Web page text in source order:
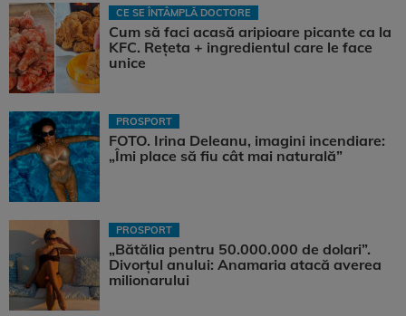
CE SE ÎNTÂMPLĂ DOCTORE
Cum să faci acasă aripioare picante ca la
KFC. Rețeta + ingredientul care le face
unice
PROSPORT
FOTO. Irina Deleanu, imagini incendiare:
„Îmi place să fiu cât mai naturală”
PROSPORT
„Bătălia pentru 50.000.000 de dolari”.
Divorțul anului: Anamaria atacă averea
milionarului